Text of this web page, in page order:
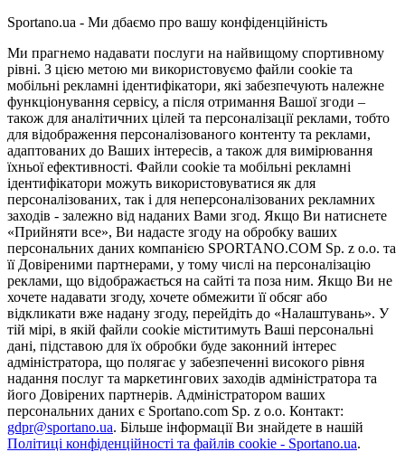
Sportano.ua - Ми дбаємо про вашу конфіденційність
Ми прагнемо надавати послуги на найвищому спортивному
рівні. З цією метою ми використовуємо файли cookie та
мобільні рекламні ідентифікатори, які забезпечують належне
функціонування сервісу, а після отримання Вашої згоди –
також для аналітичних цілей та персоналізації реклами, тобто
для відображення персоналізованого контенту та реклами,
адаптованих до Ваших інтересів, а також для вимірювання
їхньої ефективності. Файли cookie та мобільні рекламні
ідентифікатори можуть використовуватися як для
персоналізованих, так і для неперсоналізованих рекламних
заходів - залежно від наданих Вами згод. Якщо Ви натиснете
«Прийняти все», Ви надасте згоду на обробку ваших
персональних даних компанією SPORTANO.COM Sp. z o.o. та
її Довіреними партнерами, у тому числі на персоналізацію
реклами, що відображається на сайті та поза ним. Якщо Ви не
хочете надавати згоду, хочете обмежити її обсяг або
відкликати вже надану згоду, перейдіть до «Налаштувань». У
тій мірі, в якій файли cookie міститимуть Ваші персональні
дані, підставою для їх обробки буде законний інтерес
адміністратора, що полягає у забезпеченні високого рівня
надання послуг та маркетингових заходів адміністратора та
його Довірених партнерів. Адміністратором ваших
персональних даних є Sportano.com Sp. z o.o. Контакт:
gdpr@sportano.ua. Більше інформації Ви знайдете в нашій
Політиці конфіденційності та файлів cookie - Sportano.ua.